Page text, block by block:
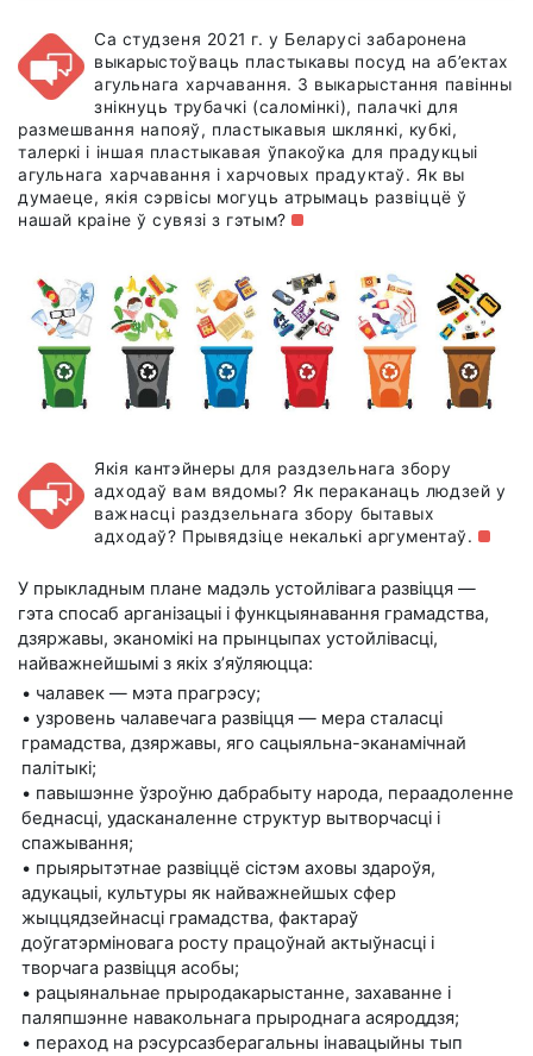
Са студзеня 2021 г. у Беларусі забаронена
выкарыстоўваць пластыкавы посуд на аб’ектах
агульнага харчавання. З выкарыстання павінны
знікнуць трубачкі (саломінкі), палачкі для
размешвання напояў, пластыкавыя шклянкі, кубкі,
талеркі і іншая пластыкавая ўпакоўка для прадукцыі
агульнага харчавання і харчовых прадуктаў. Як вы
думаеце, якія сэрвісы могуць атрымаць развіццё ў
нашай краіне ў сувязі з гэтым?
Якія кантэйнеры для раздзельнага збору
адходаў вам вядомы? Як пераканаць людзей у
важнасці раздзельнага збору бытавых
адходаў? Прывядзіце некалькі аргументаў.
У прыкладным плане мадэль устойлівага развіцця —
гэта спосаб арганізацыі і функцыянавання грамадства,
дзяржавы, эканомікі на прынцыпах устойлівасці,
найважнейшымі з якіх з’яўляюцца:
• чалавек — мэта прагрэсу;
• узровень чалавечага развіцця — мера сталасці
грамадства, дзяржавы, яго сацыяльна-эканамічнай
палітыкі;
• павышэнне ўзроўню дабрабыту народа, пераадоленне
беднасці, удасканаленне структур вытворчасці і
спажывання;
• прыярытэтнае развіццё сістэм аховы здароўя,
адукацыі, культуры як найважнейшых сфер
жыццядзейнасці грамадства, фактараў
доўгатэрміновага росту працоўнай актыўнасці і
творчага развіцця асобы;
• рацыянальнае прыродакарыстанне, захаванне і
паляпшэнне навакольнага прыроднага асяроддзя;
• пераход на рэсурсазберагальны інавацыйны тып